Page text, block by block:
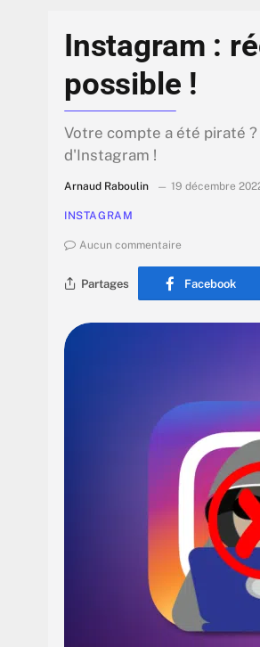
Instagram :
possible !
Votre compte a été piraté
d'Instagram !
Arnaud Raboulin 19 décembre
INSTAGRAM
Aucun commentaire
Partages Facebook